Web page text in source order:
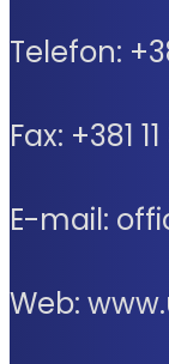
Telefon:
Fax: +381
E-mail:
Web: